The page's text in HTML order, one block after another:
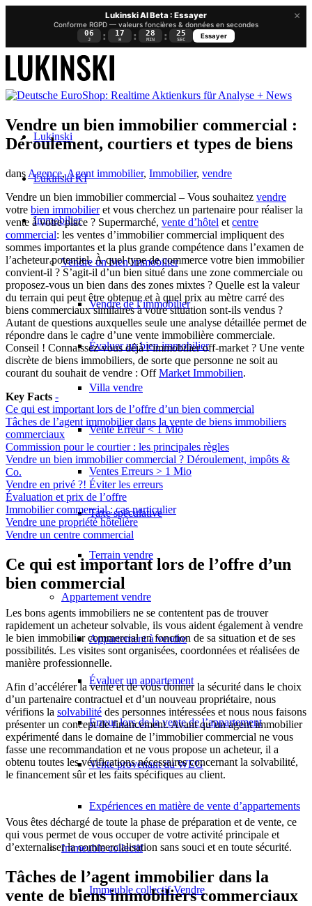
×
Lukinski AI Beta : Essayer
Conforme RGPD — valeurs foncières & données en secondes
06
J : 17
H : 28
MIN : 24
SEC
Essayer
Lukinski
Lukinski KI
Immobilier
Vendre un bien immobilier
Vendre de l’immobilier
Évaluer un bien immobilier
Villa vendre
Vente Erreur < 1 Mio
Ventes Erreurs > 1 Mio
Taxe spéculative
Terrain vendre
Appartement vendre
Appartement à vendre
Évaluer un appartement
Erreur lors de la vente de l’appartement
Vente provenant du WEG
Expériences en matière de vente d’appartements
Immeuble collectif
Immeuble collectif Vendre
Vendre un bien immobilier commercial :
Déroulement, courtiers et types de biens
dans Agence,Agent immobilier, Immobilier, vendre
Vendre un bien immobilier commercial – Vous souhaitez vendre
votre bien immobilieret vous cherchez un partenaire pour réaliser la
vente à votre place ? Supermarché, vente d’hôtel et centre
commercial: les ventes d’immobilier commercial impliquent des
sommes importantes et la plus grande compétence dans l’examen de
l’acheteur potentiel. À quel type de commerce votre bien immobilier
convient-il ? S’agit-il d’un bien situé dans une zone commerciale ou
proposez-vous un bien dans des zones mixtes ? Quelle est la valeur
du terrain qui peut être obtenue et à quel prix au mètre carré des
biens commerciaux similaires à votre situation sont-ils vendus ?
Autant de questions auxquelles seule une analyse détaillée permet de
répondre dans le cadre d’une vente immobilière commerciale.
Conseil ! Connaissez-vous déjà l’immobilier off-market ? Une vente
discrète de biens immobiliers, de sorte que personne ne soit au
courant du souhait de vendre : OffMarket Immobilien.
Key Facts -
Ce qui est important lors de l’offre d’un bien commercial
Tâches de l’agent immobilier dans la vente de biens immobiliers
commerciaux
Commission pour le courtier : les principales règles
Vendre un bien immobilier commercial ? Déroulement, impôts &
Co.
Vendre en privé ?! Éviter les erreurs
Évaluation et prix de l’offre
Immobilier commercial : cas particulier
Vendre une propriété hôtelière
Vendre un centre commercial
Ce qui est important lors de l’offre d’un
bien commercial
Les bons agents immobiliers ne se contentent pas de trouver
rapidement un acheteur solvable, ils vous aident également à vendre
le bien immobilier commercial en fonction de sa situation et de ses
possibilités. Les visites sont organisées, coordonnées et réalisées de
manière professionnelle.
Afin d’accélérer la vente et de vous donner la sécurité dans le choix
d’un partenaire contractuel et d’un nouveau propriétaire, nous
vérifions la solvabilité des personnes intéressées et nous nous faisons
présenter un concept de financement. Avant qu’un agent immobilier
expérimenté dans le domaine de l’immobilier commercial ne vous
fasse une recommandation et ne vous propose un acheteur, il a
obtenu toutes les vérifications nécessaires concernant la solvabilité,
le financement sûr et les faits spécifiques au client.
Vous êtes déchargé de toute la phase de préparation et de vente, ce
qui vous permet de vous occuper de votre activité principale et
d’externaliser la commercialisation sans souci et en toute sécurité.
Tâches de l’agent immobilier dans la
vente de biens immobiliers commerciaux